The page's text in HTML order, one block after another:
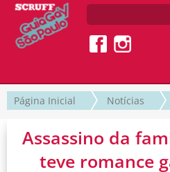
Página Inicial Notícias
Assassino da
teve romance